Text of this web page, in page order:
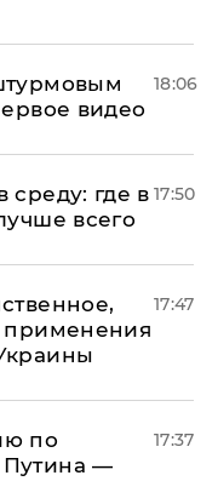
видео
18:06
среду: где в
всего
17:50
применения
17:47
по
—
17:37